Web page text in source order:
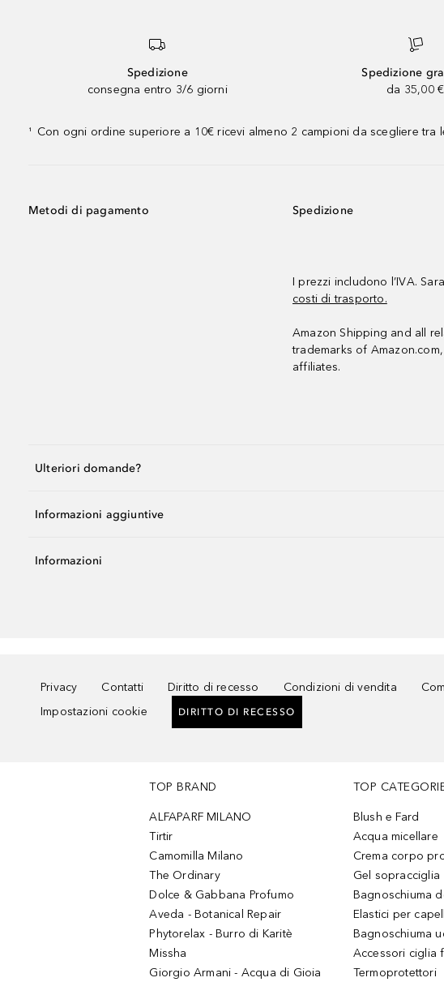
Spedizione
consegna entro 3/6 giorni
Spedizione
da 35,00 €
¹ Con ogni ordine superiore a 10€ ricevi almeno 2 campioni da scegliere
Metodi di pagamento Spedizione
I prezzi includono l’IVA.
costi di trasporto.
Amazon Shipping and all
trademarks of
affiliates.
Ulteriori domande?
Informazioni aggiuntive
Informazioni
Privacy Contatti Diritto di recesso Condizioni di vendita
Impostazioni cookie
DIRITTO DI RECESSO
TOP BRAND
ALFAPARF MILANO
Tirtir
Camomilla Milano
The Ordinary
Dolce & Gabbana Profumo
Aveda - Botanical Repair
Phytorelax - Burro di Karitè
Missha
Giorgio Armani - Acqua di Gioia
TOP
Blush e Fard
Acqua micellare
Crema corpo
Gel sopracciglia
Bagnoschiuma
Elastici per
Bagnoschiuma
Accessori ciglia
Termoprotettori